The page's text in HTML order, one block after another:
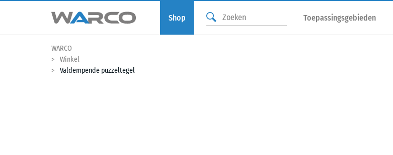
Shop Toepassingsgebieden
WARCO
Winkel
Valdempende puzzeltegel